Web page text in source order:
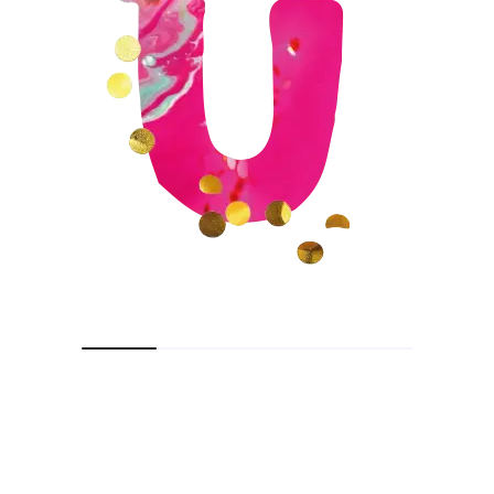
Wie/Waar zijn wij?
KVK 56510810
IPureConnection
Woestijgerweg 144
3817 SN Amersfoort
06 15 51 41 93
info@feestjesenuitjes.nl